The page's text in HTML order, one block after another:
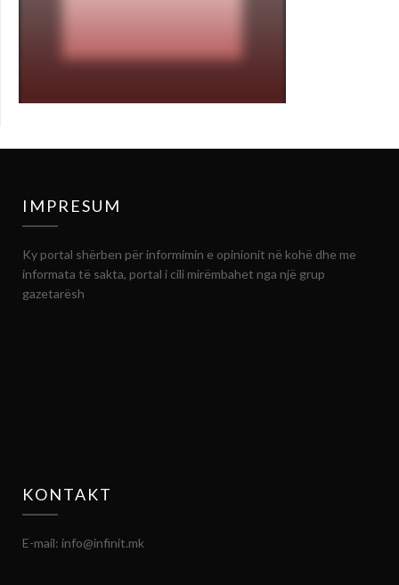
IMPRESUM
Ky portal shërben për informimin e opinionit në kohë dhe me
informata të sakta, portal i cili mirëmbahet nga një grup
gazetarësh
KONTAKT
E-mail: info@infinit.mk